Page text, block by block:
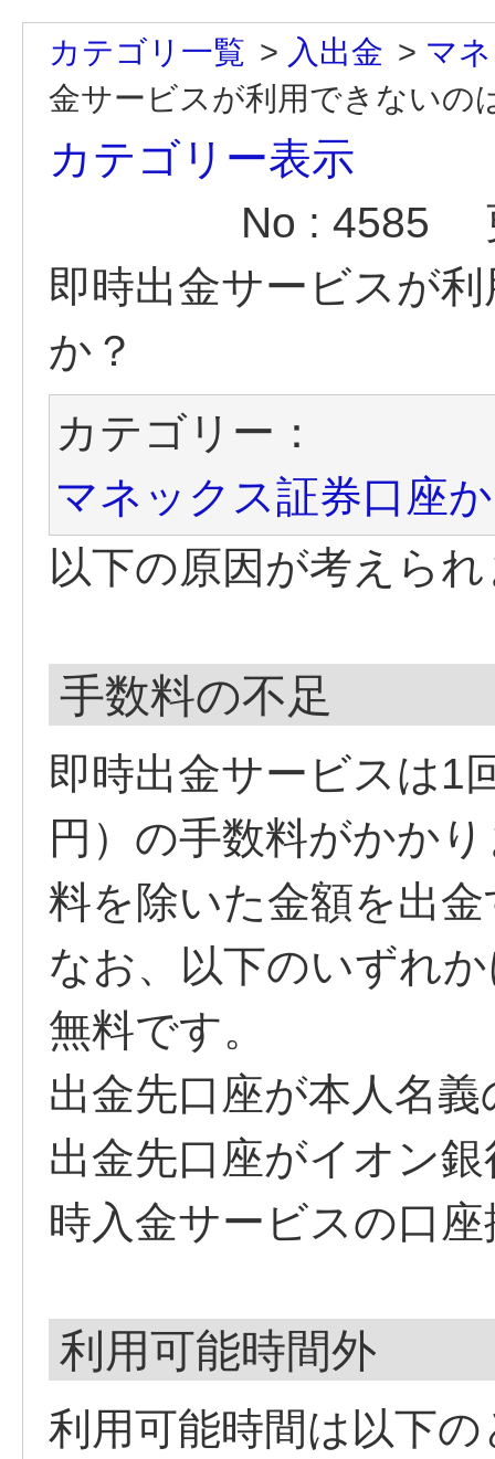
カテゴリ一覧 > 入出金 > マ
金サービスが利用できないの
カテゴリー表示
No : 4585
即時出金サービスが
か？
カテゴリー：
マネックス証券口座
以下の原因が考えら
手数料の不足
即時出金サービスは1
円）の手数料がかか
料を除いた金額を出
なお、以下のいずれ
無料です。
出金先口座が本人名
出金先口座がイオン
時入金サービスの口
利用可能時間外
利用可能時間は以下